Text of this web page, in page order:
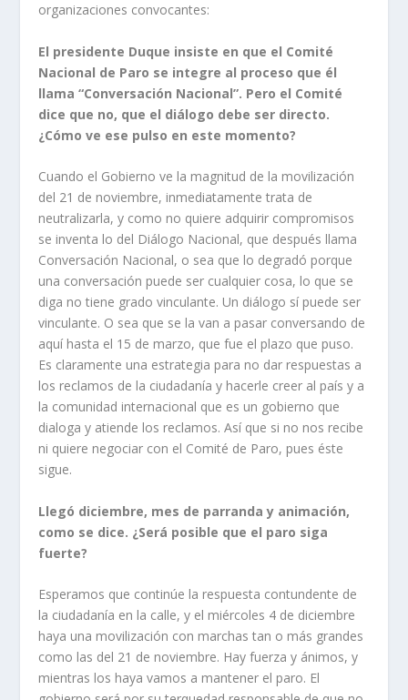
organizaciones convocantes:
El presidente Duque insiste en que el Comité
Nacional de Paro se integre al proceso que él
llama “Conversación Nacional”. Pero el Comité
dice que no, que el diálogo debe ser directo.
¿Cómo ve ese pulso en este momento?
Cuando el Gobierno ve la magnitud de la movilización
del 21 de noviembre, inmediatamente trata de
neutralizarla, y como no quiere adquirir compromisos
se inventa lo del Diálogo Nacional, que después llama
Conversación Nacional, o sea que lo degradó porque
una conversación puede ser cualquier cosa, lo que se
diga no tiene grado vinculante. Un diálogo sí puede ser
vinculante. O sea que se la van a pasar conversando de
aquí hasta el 15 de marzo, que fue el plazo que puso.
Es claramente una estrategia para no dar respuestas a
los reclamos de la ciudadanía y hacerle creer al país y a
la comunidad internacional que es un gobierno que
dialoga y atiende los reclamos. Así que si no nos recibe
ni quiere negociar con el Comité de Paro, pues éste
sigue.
Llegó diciembre, mes de parranda y animación,
como se dice. ¿Será posible que el paro siga
fuerte?
Esperamos que continúe la respuesta contundente de
la ciudadanía en la calle, y el miércoles 4 de diciembre
haya una movilización con marchas tan o más grandes
como las del 21 de noviembre. Hay fuerza y ánimos, y
mientras los haya vamos a mantener el paro. El